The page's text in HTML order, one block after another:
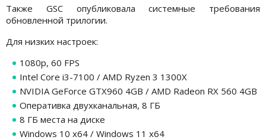
Также GSC опубликовала системные требования
обновленной трилогии.
Для низких настроек:
1080p, 60 FPS
Intel Core i3-7100 / AMD Ryzen 3 1300X
NVIDIA GeForce GTX960 4GB / AMD Radeon RX 560 4GB
Оперативка двухканальная, 8 ГБ
8 ГБ места на диске
Windows 10 x64 / Windows 11 x64